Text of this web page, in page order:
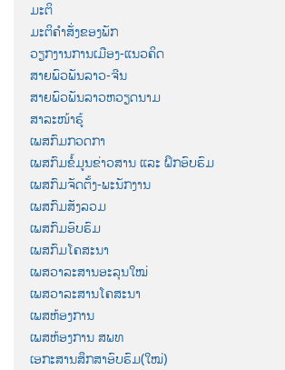
ມະຕິ
ມະຕິຄຳສັ່ງຂອງພັກ
ວຽກງານການເມືອງ-ແນວຄິດ
ສາຍພົວພັນລາວ-ຈີນ
ສາຍພົວພັນລາວຫວຽດນາມ
ສາລະໜ້າຮູ້
ເພສກົມກວດກາ
ເພສກົມຂໍ້ມູນຂ່າວສານ ແລະ ຝຶກອົບຮົມ
ເພສກົມຈັດຕັ້ງ-ພະນັກງານ
ເພສກົມສັງລວມ
ເພສກົມອົບຮົມ
ເພສກົມໂຄສະນາ
ເພສວາລະສານອະລຸນໃໝ່
ເພສວາລະສານໂຄສະນາ
ເພສຫ້ອງການ
ເພສຫ້ອງການ ສພທ
ເອກະສານສຶກສາອົບຮົມ(ໃໝ່)